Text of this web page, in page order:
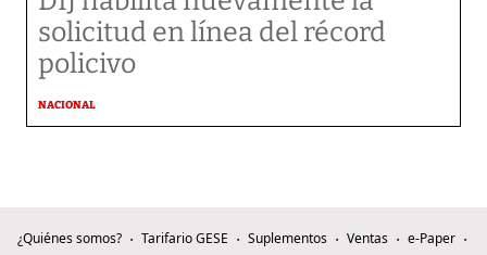
solicitud en línea del récord
policivo
NACIONAL
¿Quiénes somos? Tarifario GESE Suplementos Ventas
e-Paper